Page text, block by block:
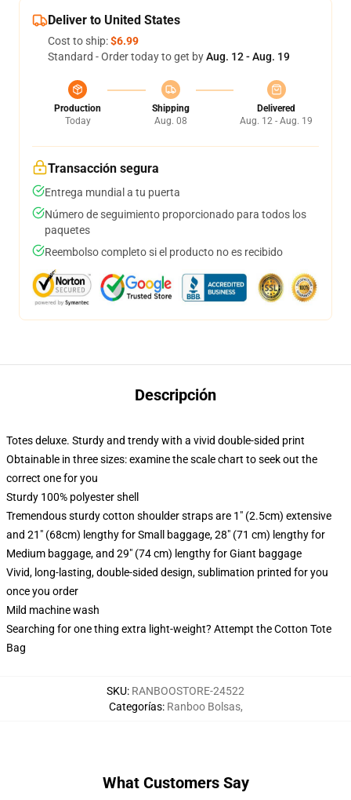
Deliver to United States
Cost to ship:$6.99
Standard - Order today to get byAug. 12 - Aug. 19
Production
Today
Shipping
Aug. 08
Delivered
Aug. 12 - Aug. 19
Transacción segura
Entrega mundial a tu puerta
Número de seguimiento proporcionado para todos los
paquetes
Reembolso completo si el producto no es recibido
Descripción
Totes deluxe. Sturdy and trendy with a vivid double-sided print
Obtainable in three sizes: examine the scale chart to seek out the
correct one for you
Sturdy 100% polyester shell
Tremendous sturdy cotton shoulder straps are 1" (2.5cm) extensive
and 21" (68cm) lengthy for Small baggage, 28" (71 cm) lengthy for
Medium baggage, and 29" (74 cm) lengthy for Giant baggage
Vivid, long-lasting, double-sided design, sublimation printed for you
once you order
Mild machine wash
Searching for one thing extra light-weight? Attempt the Cotton Tote
Bag
SKU: RANBOOSTORE-24522
Categorías: Ranboo Bolsas,
What Customers Say